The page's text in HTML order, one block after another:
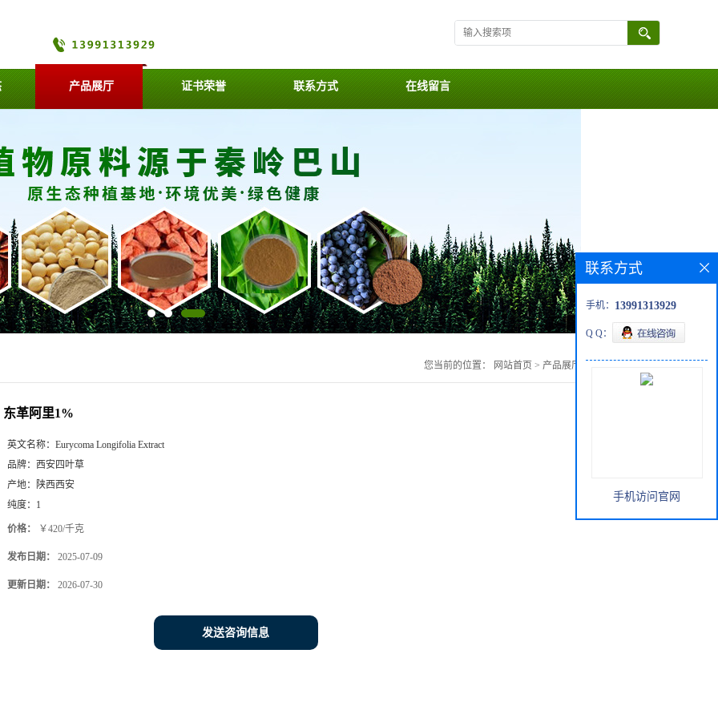
产品展厅 证书荣誉 联系方式 在线留言
您当前的位置： 网站首页 > 产品展厅
东革阿里1%
英文名称： Eurycoma Longifolia Extract
品牌： 西安四叶草
产地：
陕西西安
纯度： 1
价格： ￥420/千克
发布日期： 2025-07-09
更新日期： 2026-07-30
发送咨询信息
联系方式
手机： 13991313929
Q Q：
手机访问官网